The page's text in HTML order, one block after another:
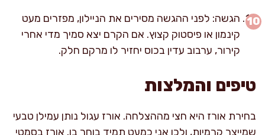
הגשה: לפני ההגשה מסירים את הניילון, מפזרים מעט
קינמון או פיסטוק קצוץ. אם הקרם יצא סמיך מדי אחרי
קירור, ערבוב עדין בכוס יחזיר לו מרקם חלק.
טיפים והמלצות
בחירת אורז היא חצי מההצלחה. אורז עגול נותן עמילן טבעי
שמייצר קרמיות, ולכן אני כמעט תמיד בוחר בו. אורז בסמטי